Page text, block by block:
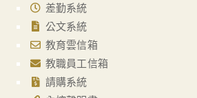
差勤系統
公文系統
教育雲信箱
教職員工信箱
請購系統